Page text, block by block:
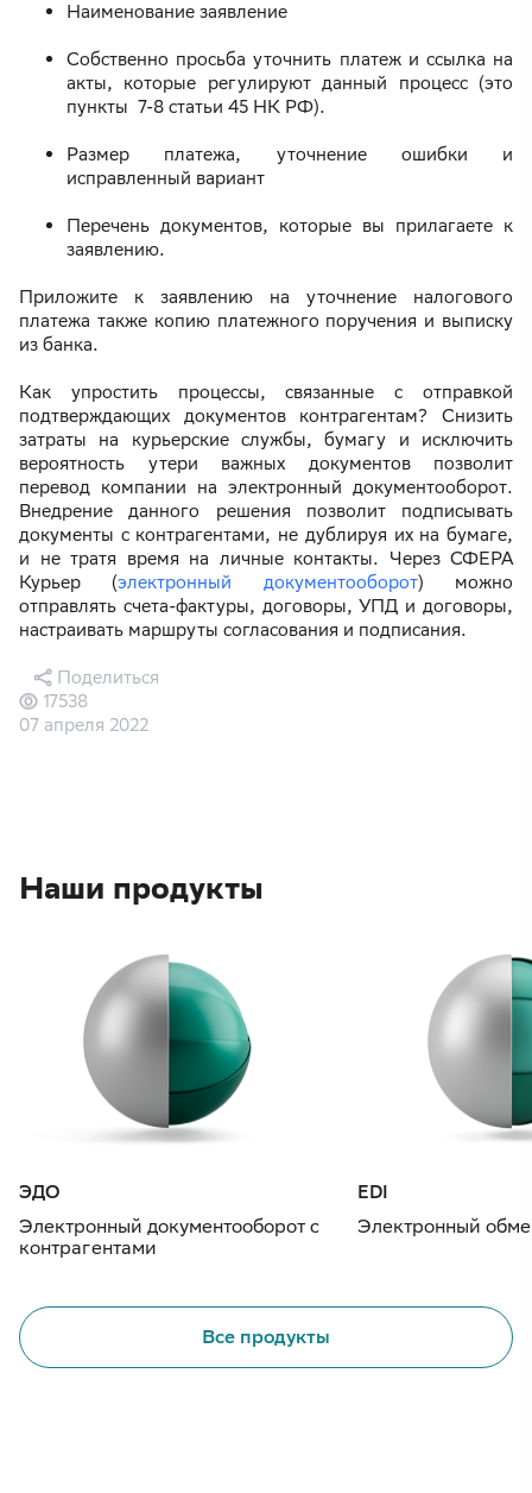
Наименование заявление
Собственно просьба уточнить платеж и ссылка на
акты, которые регулируют данный процесс (это
пункты 7-8 статьи 45 НК РФ).
Размер платежа, уточнение ошибки и
исправленный вариант
Перечень документов, которые вы прилагаете к
заявлению.
Приложите к заявлению на уточнение налогового
платежа также копию платежного поручения и выписку
из банка.
Как упростить процессы, связанные с отправкой
подтверждающих документов контрагентам? Снизить
затраты на курьерские службы, бумагу и исключить
вероятность утери важных документов позволит
перевод компании на электронный документооборот.
Внедрение данного решения позволит подписывать
документы с контрагентами, не дублируя их на бумаге,
и не тратя время на личные контакты. Через СФЕРА
Курьер (электронный документооборот) можно
отправлять счета-фактуры, договоры, УПД и договоры,
настраивать маршруты согласования и подписания.
07 апреля 2022
17538
Поделиться
Наши продукты
ЭДО
Электронный документооборот с
контрагентами
EDI
Электронный
Все продукты